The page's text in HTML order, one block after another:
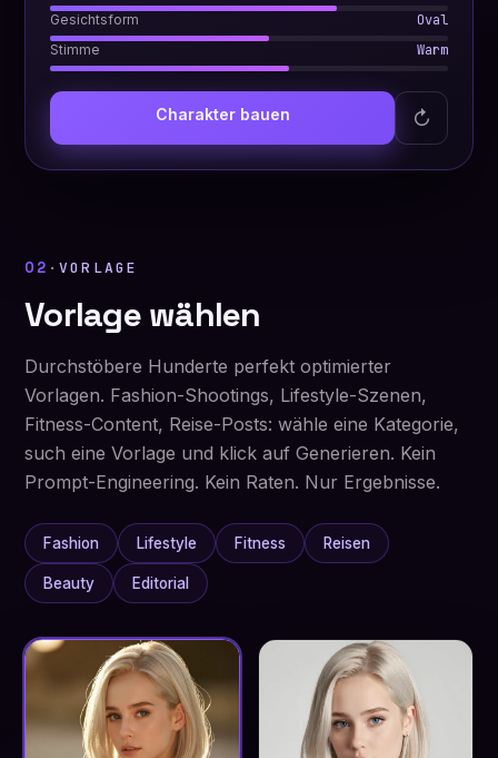
Gesichtsform Oval
Stimme Warm
Charakter bauen ↻
02 ·VORLAGE
Vorlage wählen
Durchstöbere Hunderte perfekt optimierter
Vorlagen. Fashion-Shootings, Lifestyle-Szenen,
Fitness-Content, Reise-Posts: wähle eine Kategorie,
such eine Vorlage und klick auf Generieren. Kein
Prompt-Engineering. Kein Raten. Nur Ergebnisse.
Fashion Lifestyle Fitness Reisen
Beauty Editorial